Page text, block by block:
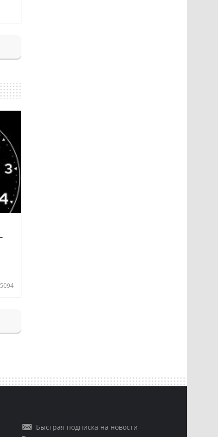
5094
Быстрая подписка на новости